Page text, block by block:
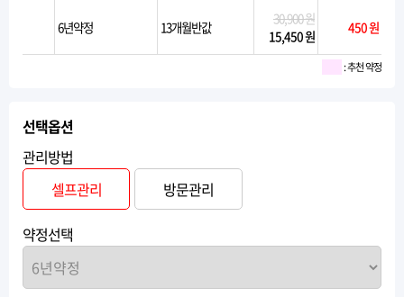
6년약정 13개월반값
30,900 원
15,450 원
450 원
: 추천 약정
선택옵션
관리방법
셀프관리
방문관리
약정선택